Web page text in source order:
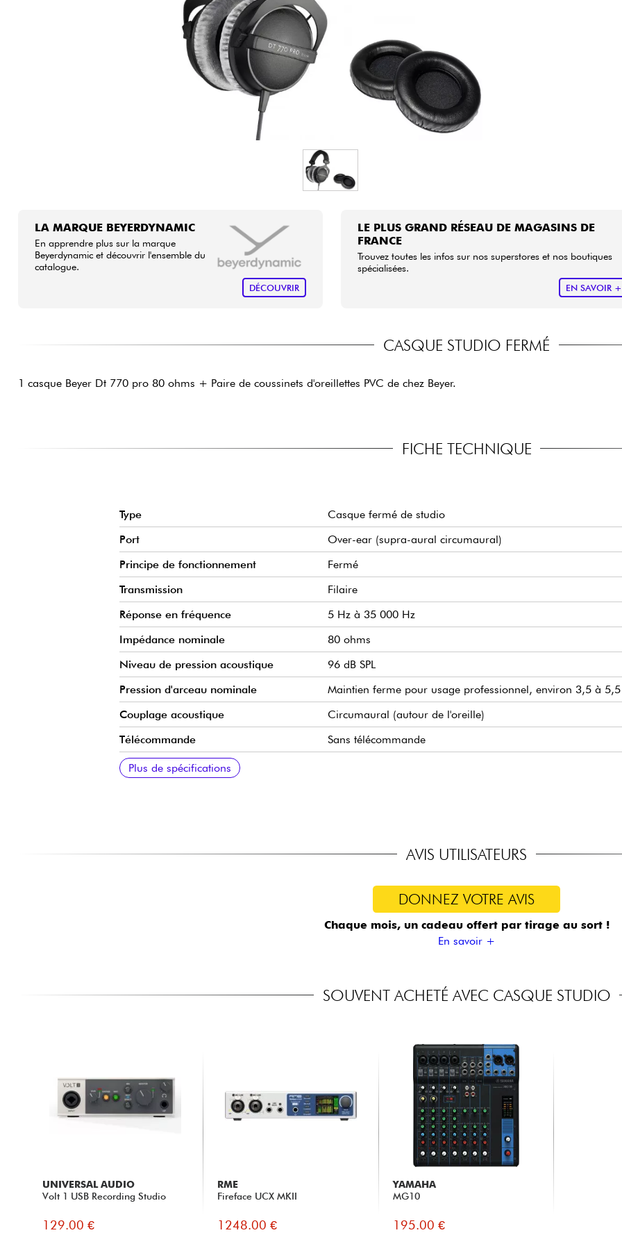
LA MARQUE BEYERDYNAMIC
En apprendre plus sur la marque
Beyerdynamic et découvrir l'ensemble du
catalogue.
DÉCOUVRIR
LE PLUS GRAND RÉSEAU DE MAGASINS DE
FRANCE
Trouvez toutes les infos sur nos superstores et nos boutiques
spécialisées.
EN SAVOIR +
CASQUE STUDIO FERMÉ
1 casque Beyer Dt 770 pro 80 ohms + Paire de coussinets d'oreillettes PVC de chez Beyer.
FICHE TECHNIQUE
Type
Casque fermé de studio
Port
Over-ear (supra-aural circumaural)
Principe de fonctionnement
Fermé
Transmission
Filaire
Réponse en fréquence
5 Hz à 35 000 Hz
Impédance nominale
80 ohms
Niveau de pression acoustique
96 dB SPL
Pression d'arceau nominale
Maintien ferme pour usage professionnel, environ 3,5 à
Couplage acoustique
Circumaural (autour de l'oreille)
Télécommande
Sans télécommande
Câble et connectique
Certification
Fabrication
Plus de spécifications
AVIS UTILISATEURS
DONNEZ VOTRE AVIS
Chaque mois, un cadeau offert par tirage au sort !
En savoir +
SOUVENT ACHETÉ AVEC CASQUE STUDIO
UNIVERSAL AUDIO
Volt 1 USB Recording Studio
129.00 €
RME
Fireface UCX MKII
1248.00 €
YAMAHA
MG10
195.00 €